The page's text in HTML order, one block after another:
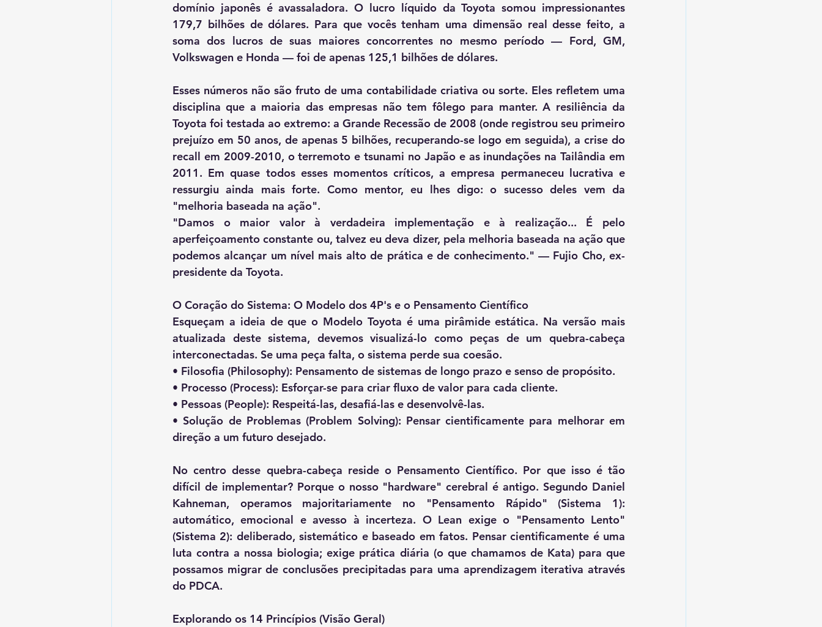
domínio japonês é avassaladora. O lucro líquido da Toyota somou impressionantes
179,7 bilhões de dólares. Para que vocês tenham uma dimensão real desse feito, a
soma dos lucros de suas maiores concorrentes no mesmo período — Ford, GM,
Volkswagen e Honda — foi de apenas 125,1 bilhões de dólares.
Esses números não são fruto de uma contabilidade criativa ou sorte. Eles refletem uma
disciplina que a maioria das empresas não tem fôlego para manter. A resiliência da
Toyota foi testada ao extremo: a Grande Recessão de 2008 (onde registrou seu primeiro
prejuízo em 50 anos, de apenas 5 bilhões, recuperando-se logo em seguida), a crise do
recall em 2009-2010, o terremoto e tsunami no Japão e as inundações na Tailândia em
2011. Em quase todos esses momentos críticos, a empresa permaneceu lucrativa e
ressurgiu ainda mais forte. Como mentor, eu lhes digo: o sucesso deles vem da
"melhoria baseada na ação".
"Damos o maior valor à verdadeira implementação e à realização... É pelo
aperfeiçoamento constante ou, talvez eu deva dizer, pela melhoria baseada na ação que
podemos alcançar um nível mais alto de prática e de conhecimento." — Fujio Cho, ex-
presidente da Toyota.
O Coração do Sistema: O Modelo dos 4P's e o Pensamento Científico
Esqueçam a ideia de que o Modelo Toyota é uma pirâmide estática. Na versão mais
atualizada deste sistema, devemos visualizá-lo como peças de um quebra-cabeça
interconectadas. Se uma peça falta, o sistema perde sua coesão.
• Filosofia (Philosophy): Pensamento de sistemas de longo prazo e senso de propósito.
• Processo (Process): Esforçar-se para criar fluxo de valor para cada cliente.
• Pessoas (People): Respeitá-las, desafiá-las e desenvolvê-las.
• Solução de Problemas (Problem Solving): Pensar cientificamente para melhorar em
direção a um futuro desejado.
No centro desse quebra-cabeça reside o Pensamento Científico. Por que isso é tão
difícil de implementar? Porque o nosso "hardware" cerebral é antigo. Segundo Daniel
Kahneman, operamos majoritariamente no "Pensamento Rápido" (Sistema 1):
automático, emocional e avesso à incerteza. O Lean exige o "Pensamento Lento"
(Sistema 2): deliberado, sistemático e baseado em fatos. Pensar cientificamente é uma
luta contra a nossa biologia; exige prática diária (o que chamamos de Kata) para que
possamos migrar de conclusões precipitadas para uma aprendizagem iterativa através
do PDCA.
Explorando os 14 Princípios (Visão Geral)